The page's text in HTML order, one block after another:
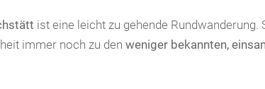
ist eine leicht zu gehende Rundwanderung.
immer noch zu den weniger bekannten,